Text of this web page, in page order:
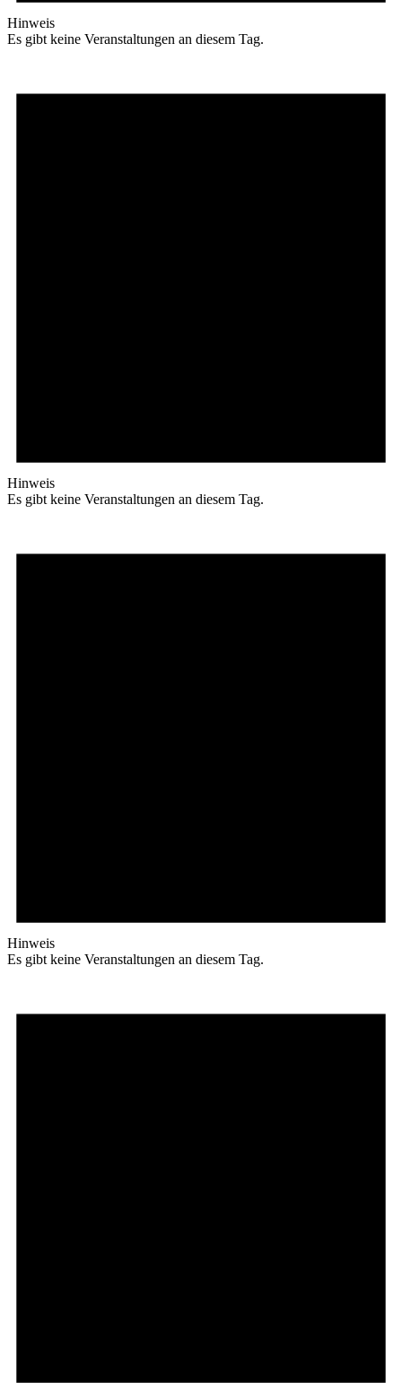
Hinweis
Es gibt keine Veranstaltungen an diesem Tag.
Hinweis
Es gibt keine Veranstaltungen an diesem Tag.
Hinweis
Es gibt keine Veranstaltungen an diesem Tag.